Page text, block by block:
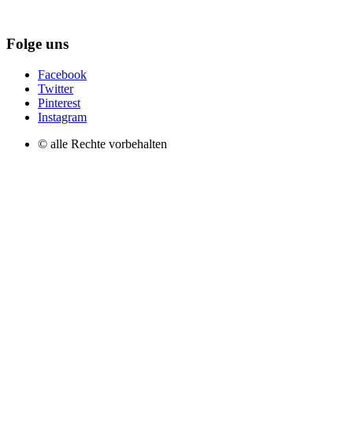
Folge uns
Facebook
Twitter
Pinterest
Instagram
© alle Rechte vorbehalten